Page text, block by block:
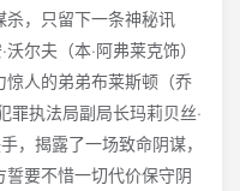
，只留下一条神秘讯
尔夫（本·阿弗莱克饰）
人的弟弟布莱斯顿（乔
罪执法局副局长玛莉贝丝·
，揭露了一场致命阴谋，
要不惜一切代价保守阴